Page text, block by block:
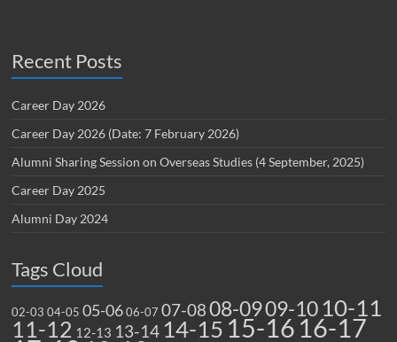
Recent Posts
Career Day 2026
Career Day 2026 (Date: 7 February 2026)
Alumni Sharing Session on Overseas Studies (4 September, 2025)
Career Day 2025
Alumni Day 2024
Tags Cloud
02-03 04-05 05-06 06-07 07-0808-0909-10 10-11
11-12 12-13 13-14 14-15 15-16 16-17